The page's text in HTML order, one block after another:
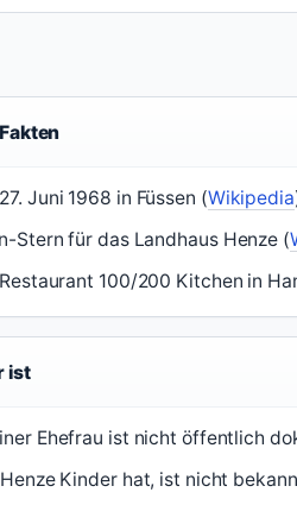
Juni 1968 in Füssen (Wikipedia
Stern für das Landhaus Henze (
100/200 Kitchen in
ist
Ehefrau ist nicht öffentlich
Kinder hat, ist nicht